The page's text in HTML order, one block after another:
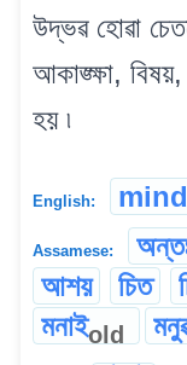
উদ্ভৱ হোৱা
আকাঙ্ক্ষা,
হয় ৷
English: mind
Assamese:
আশয়
চিত
মনাইold